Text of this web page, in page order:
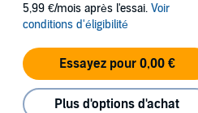
5,99 €/mois après l'essai. Voir
conditions d'éligibilité
Essayez pour 0,00 €
Plus d'options d'achat